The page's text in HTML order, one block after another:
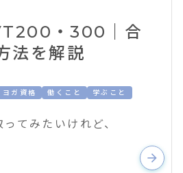
・300｜合
法を解説
ヨガ資格 働くこと 学ぶこと
ってみたいけれど、
arrow_forward